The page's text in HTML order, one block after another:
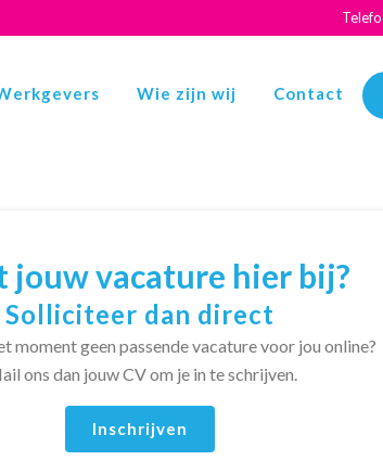
Wie zijn wij Contact
jouw vacature hier bij?
Solliciteer dan direct
moment geen passende vacature voor jou online?
ons dan jouw CV om je in te schrijven.
Inschrijven